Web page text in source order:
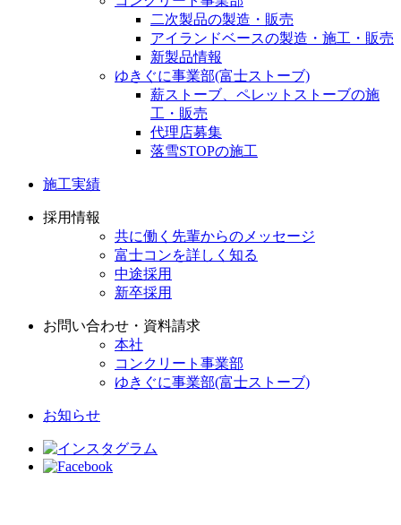
二次製品の製造・販売
アイランドベースの製造・施工・販売
新製品情報
ゆきぐに事業部(富士ストーブ)
薪ストーブ、ペレットストーブの施
工・販売
代理店募集
落雪STOPの施工
施工実績
採用情報
共に働く先輩からのメッセージ
富士コンを詳しく知る
中途採用
新卒採用
お問い合わせ・資料請求
本社
コンクリート事業部
ゆきぐに事業部(富士ストーブ)
お知らせ